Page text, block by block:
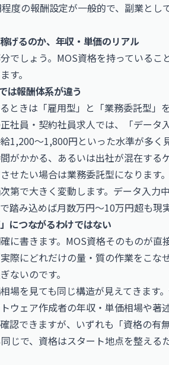
度の報酬設定が一般的で、副業とし
げるのか、年収・単価のリアル
でしょう。MOS資格を持っている
す。
は報酬体系が違う
ときは「雇用型」と「業務委託型」
社員・契約社員求人では、「データ
1,200〜1,800円といった水準が多く
がかかる、あるいは出社が混在する
せたい場合は業務委託型になります
第で大きく変動します。データ入力
踏み込めば月数万円〜10万円超も現実
につながるわけではない
に書きます。MOS資格そのものが直
際にどれだけの量・質の作業をこな
ないのです。
場を見ても同じ構造が見えてきます
ウェア作成者の年収・単価相場や著
認できますが、いずれも「資格の有
じで、資格はスタート地点を整える